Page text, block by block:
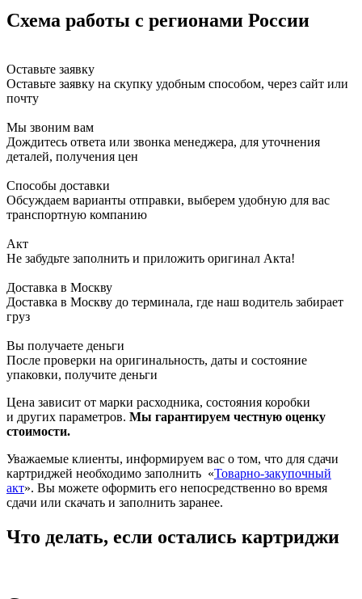
Схема работы с регионами России
Оставьте заявку
Оставьте заявку на скупку удобным способом, через сайт или
почту
Мы звоним вам
Дождитесь ответа или звонка менеджера, для уточнения
деталей, получения цен
Способы доставки
Обсуждаем варианты отправки, выберем удобную для вас
транспортную компанию
Акт
Не забудьте заполнить и приложить оригинал Акта!
Доставка в Москву
Доставка в Москву до терминала, где наш водитель забирает
груз
Вы получаете деньги
После проверки на оригинальность, даты и состояние
упаковки, получите деньги
Цена зависит от марки расходника, состояния коробки
и других параметров. Мы гарантируем честную оценку
стоимости.
Уважаемые клиенты, информируем вас о том, что для сдачи
картриджей необходимо заполнить «Товарно-закупочный
акт». Вы можете оформить его непосредственно во время
сдачи или скачать и заполнить заранее.
Что делать, если остались картриджи